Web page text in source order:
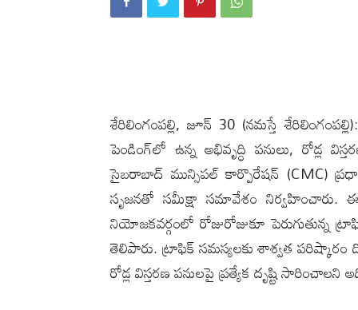
శేరిలింగంప‌ల్లి, జూన్ 30 (న‌మ‌స్తే
పెండింగ్‌లో ఉన్న అభివృద్ధి పనులు, రోడ్ల
సైబరాబాద్ మున్సిపల్ కార్పొరేషన్ (CMC)
సృజనతో సమీక్షా సమావేశం నిర్వహించారు. ఈ
నియోజకవర్గంలో రోజురోజుకూ పెరుగుతున్న
తెలిపారు. ట్రాఫిక్ సమస్యలకు శాశ్వత
రోడ్ల విస్తరణ పనులపై ప్రత్యేక దృష్టి